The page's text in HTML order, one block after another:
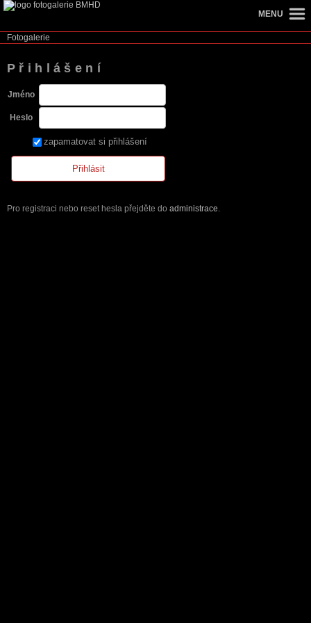
Fotogalerie
Přihlášení
Jméno
Heslo
zapamatovat si přihlášení
Pro registraci nebo reset hesla přejděte do administrace.
MENU